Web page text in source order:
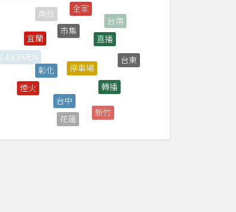
宜蘭
市集
直播
菜單
抽獎
彰化
停車場
轉播
新竹
花蓮
台中